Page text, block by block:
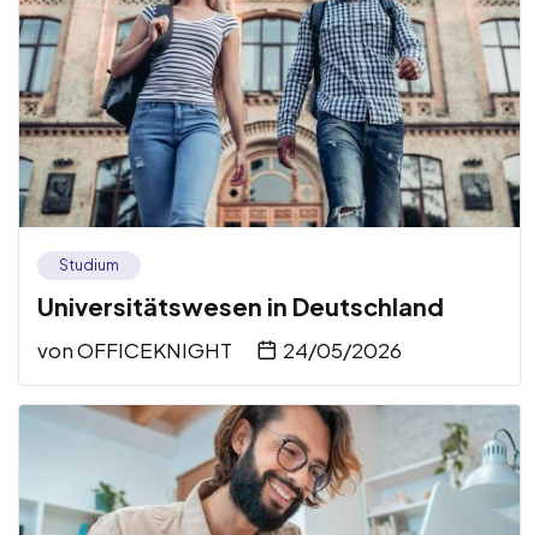
Studium
Universitätswesen in Deutschland
vonOFFICEKNIGHT 24/05/2026